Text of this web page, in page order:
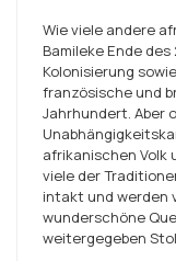
Wie viele andere
Bamileke Ende
Kolonisierung
französische und
Jahrhundert. Aber
afrikanischen Volk
viele der
intakt und werden
wunderschöne
weitergegeben